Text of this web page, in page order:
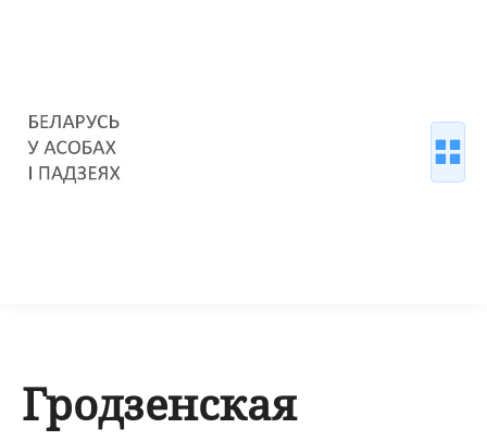
Гродзенская